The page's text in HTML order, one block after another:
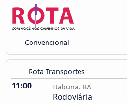
Convencional
Rota Transportes
11:00 Itabuna, BA
Rodoviária